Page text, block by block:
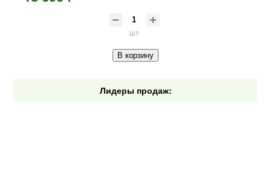
шт
В корзину
Лидеры продаж: